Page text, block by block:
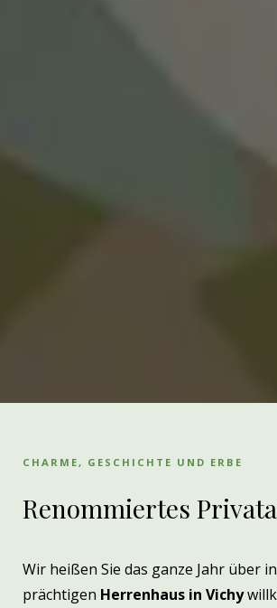
CHARME, GESCHICHTE UND ERBE
Renommiertes
Wir heißen Sie das ganze Jahr über
prächtigen Herrenhaus in Vichy